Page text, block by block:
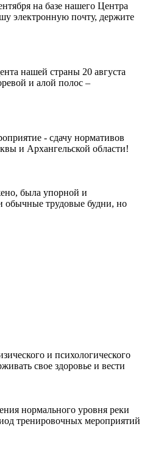
на базе нашего Центра
электронную почту, держите
нашей страны 20 августа
и алой полос –
- сдачу нормативов
и Архангельской области!
была упорной и
обычные трудовые будни, но
и психологического
свое здоровье и вести
нормального уровня реки
тренировочных мероприятий